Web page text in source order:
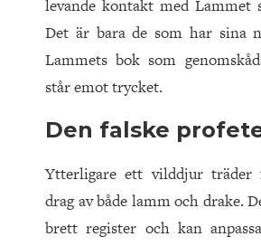
levande kontakt med Lammet
Det är bara de som har sina
Lammets bok som
står emot trycket.
Den falske
Ytterligare ett vilddjur
drag av både lamm och drake.
brett register och kan